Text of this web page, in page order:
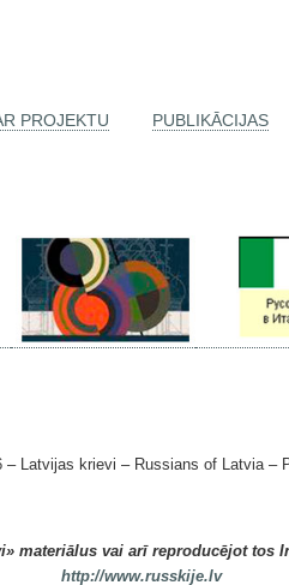
PROJEKTU PUBLIKĀCIJAS
krievi – Russians of Latvia –
materiālus vai arī reproducējot tos
http://www.russkije.lv